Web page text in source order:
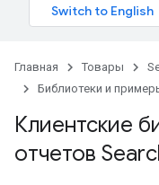
Главная Товары
Библиотеки и
Клиентские
отчетов